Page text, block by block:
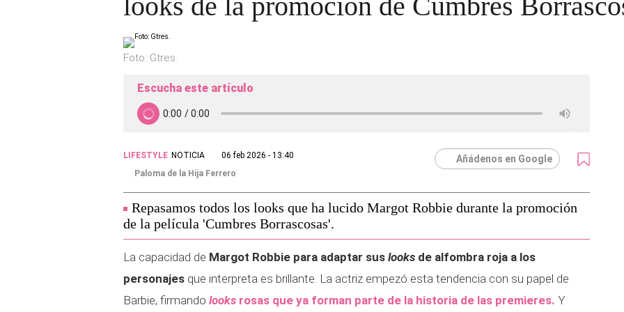
Foto: Gtres.
Escucha este artículo
LIFESTYLE NOTICIA
06 feb 2026 - 13:40
Paloma de la Hija Ferrero
Añádenos en Google
Repasamos todos los looks que ha lucido Margot Robbie durante la promoción
de la película 'Cumbres Borrascosas'.
La capacidad de Margot Robbie para adaptar sus looks de alfombra roja a los
personajes que interpreta es brillante. La actriz empezó esta tendencia con su papel de
Barbie, firmando looks rosas que ya forman parte de la historia de las premieres. Y